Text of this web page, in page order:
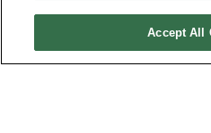
PLAN DU SITE
Accept All